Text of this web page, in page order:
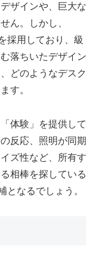
ザインや、巨大な
ん。しかし、
採用しており、級
落ちいたデザイン
どのようなデスク
す。
体験」を提供して
反応、照明が同期
ズ性など、所有す
相棒を探している
となるでしょう。